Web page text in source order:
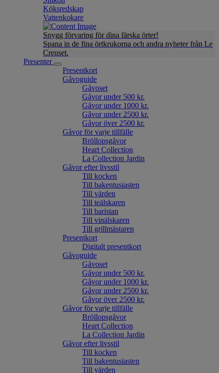
Köksredskap
Vattenkokare
Snygg förvaring för dina färska örter!
Spana in de fina örtkrukorna och andra nyheter från Le
Creuset.
Presenter
Presentkort
Gåvoguide
Gåvoset
Gåvor under 500 kr.
Gåvor under 1000 kr.
Gåvor under 2500 kr.
Gåvor över 2500 kr.
Gåvor för varje tillfälle
Bröllopsgåvor
Heart Collection
La Collection Jardin
Gåvor efter livsstil
Till kocken
Till bakentusiasten
Till värden
Till teälskaren
Till baristan
Till vinälskaren
Till grillmästaren
Presentkort
Digitalt presentkort
Gåvoguide
Gåvoset
Gåvor under 500 kr.
Gåvor under 1000 kr.
Gåvor under 2500 kr.
Gåvor över 2500 kr.
Gåvor för varje tillfälle
Bröllopsgåvor
Heart Collection
La Collection Jardin
Gåvor efter livsstil
Till kocken
Till bakentusiasten
Till värden